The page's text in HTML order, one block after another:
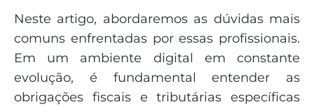
Neste artigo, abordaremos as dúvidas mais
comuns enfrentadas por essas profissionais.
Em um ambiente digital em constante
evolução, é fundamental entender as
obrigações fiscais e tributárias específicas